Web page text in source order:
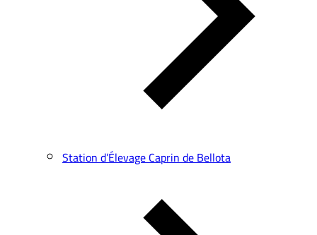
Station d’Élevage Caprin de Bellota